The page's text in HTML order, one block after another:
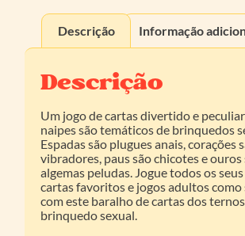
Descrição Informação
Descrição
Um jogo de cartas divertido e
naipes são temáticos de brinquedos
Espadas são plugues anais, corações
vibradores, paus são chicotes e ouros
algemas peludas. Jogue todos os
cartas favoritos e jogos adultos
com este baralho de cartas dos
brinquedo sexual.